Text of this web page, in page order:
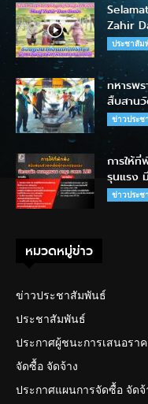
Zahir
ประชาสัม
ทหารพ
สืบสาน
ข่าวประ
การให้
รุนแรง
ข่าวประ
หมวดหมู่ข่าว
ข่าวประชาสัมพันธ์
ประชาสัมพันธ์
ประกาศผู้ชนะการเสนอรา
จัดซื้อ จัดจ้าง
ประกาศแผนการจัดซื้อ จัดจ้